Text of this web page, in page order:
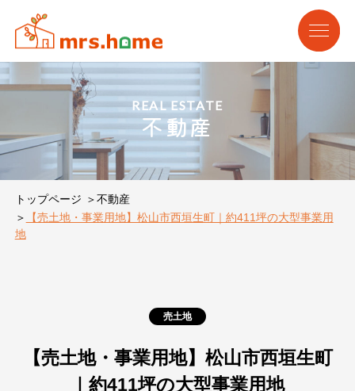
REAL ESTATE
不動産
トップページ
不動産
【売土地・事業用地】松山市西垣生町｜約411坪の大型事業用
地
売土地
【売土地・事業用地】松山市西垣生町
｜約411坪の大型事業用地